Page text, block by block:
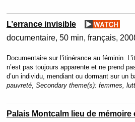
L’errance invisible
documentaire 50 min français
Documentaire sur l’itinérance au féminin.
n’est pas toujours apparente et ne prend
d’un individu, mendiant ou dormant sur un
pauvreté, Secondary theme(s): femmes,
Palais Montcalm lieu de mémoire